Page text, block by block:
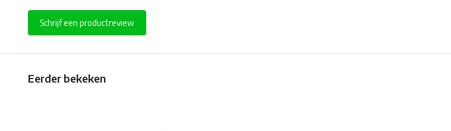
Schrijf een productreview
Eerder bekeken